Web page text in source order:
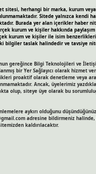
sitesi, herhangi bir marka, kurum
Sitede yalnızca kendi
Burada yer alan içerikler haber
kurum ve kişiler hakkında paylaşım
kurum ve kişiler ile isim
bilgiler taslak halindedir ve tavsiye
gereğince Bilgi Teknolojileri ve
bir Yer Sağlayıcı olarak hizmet
proaktif olarak denetleme veya
Ancak, üyelerimiz
olup, siteye üye olarak bu
aykırı olduğunu
adresine bildirmeniz
kaldırılacaktır.